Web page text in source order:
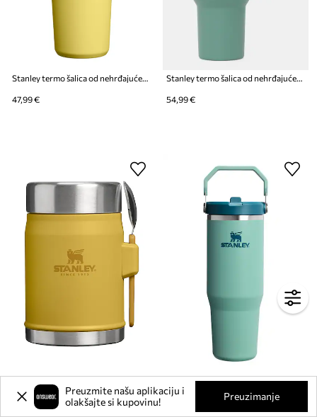
Stanley termo šalica od nehrđajućeg čelika IceFlow Flip Straw 2.0 0,59 l
47,99 €
Stanley termo šalica od nehrđajućeg čelika Quencher® ProTour Flip Straw 1,18 l
54,99 €
44,99 €
Stanley termo šalica od nehrđajućeg čelika IceFlow Flip Straw 2.0 0,89 l
Preuzmite našu aplikaciju i
olakšajte si kupovinu!
Preuzimanje